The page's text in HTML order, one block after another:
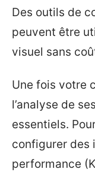
Des outils de
peuvent être
visuel sans
Une fois votre
l’analyse de
essentiels.
configurer des
performance